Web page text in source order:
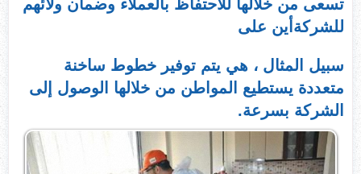
تسعى من خلالها للاحتفاظ بالعملاء وضمان ولائهم
للشركةأين على
سبيل المثال ، هي يتم توفير خطوط ساخنة
متعددة يستطيع المواطن من خلالها الوصول إلى
الشركة بسرعة.